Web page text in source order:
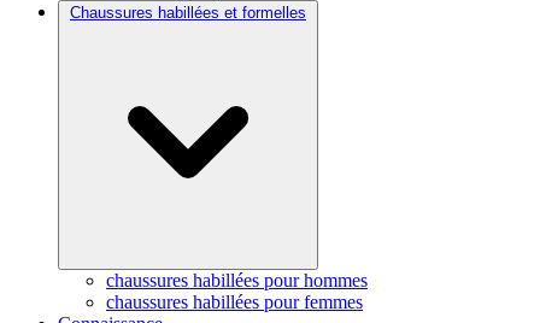
Chaussures habillées et formelles
chaussures habillées pour hommes
chaussures habillées pour femmes